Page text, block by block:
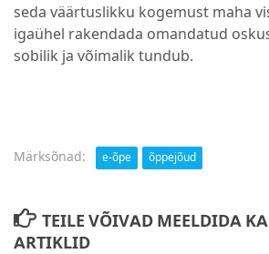
seda väärtuslikku kogemust maha
igaühel rakendada omandatud
sobilik ja võimalik tundub.
Märksõnad: e-õpe õppejõud
TEILE VÕIVAD MEELDIDA
ARTIKLID